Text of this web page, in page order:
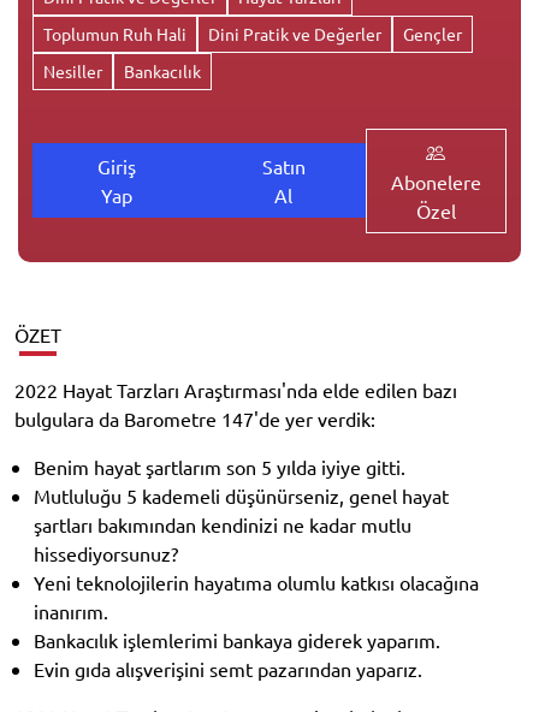
Toplumun Ruh Hali
Dini Pratik ve Değerler
Gençler
Nesiller
Bankacılık
Giriş
Yap
Satın
Al
Abonelere
Özel
ÖZET
2022 Hayat Tarzları Araştırması'nda elde edilen bazı
bulgulara da Barometre 147'de yer verdik:
Benim hayat şartlarım son 5 yılda iyiye gitti.
Mutluluğu 5 kademeli düşünürseniz, genel hayat
şartları bakımından kendinizi ne kadar mutlu
hissediyorsunuz?
Yeni teknolojilerin hayatıma olumlu katkısı olacağına
inanırım.
Bankacılık işlemlerimi bankaya giderek yaparım.
Evin gıda alışverişini semt pazarından yaparız.